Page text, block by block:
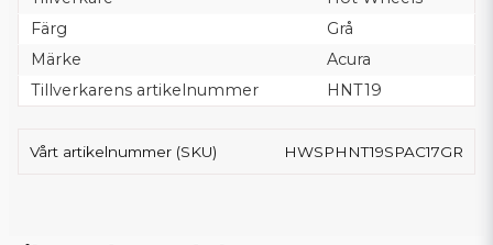
Färg
Grå
Märke
Acura
Tillverkarens artikelnummer
HNT19
Vårt artikelnummer (SKU) HWSPHNT19SPAC17GR